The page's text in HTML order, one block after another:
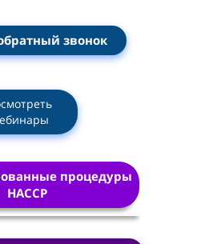
звонок
процедуры
HACCP